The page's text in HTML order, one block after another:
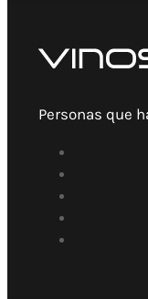
Personas que